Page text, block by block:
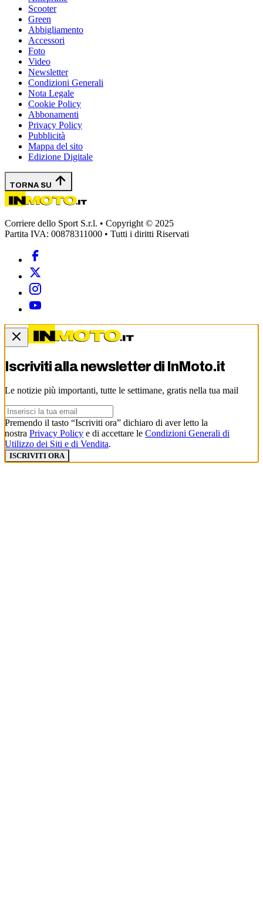
Scooter
Green
Abbigliamento
Accessori
Foto
Video
Newsletter
Condizioni Generali
Nota Legale
Cookie Policy
Abbonamenti
Privacy Policy
Pubblicità
Mappa del sito
Edizione Digitale
TORNA SU
Corriere dello Sport S.r.l. • Copyright © 2025
Partita IVA: 00878311000 • Tutti i diritti Riservati
Iscriviti alla newsletter di InMoto.it
Le notizie più importanti, tutte le settimane, gratis nella tua mail
Premendo il tasto “Iscriviti ora” dichiaro di aver letto la
nostra Privacy Policy e di accettare le Condizioni Generali di
Utilizzo dei Siti e di Vendita.
ISCRIVITI ORA